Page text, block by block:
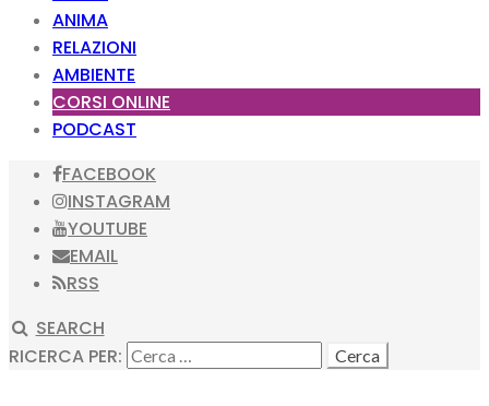
ANIMA
RELAZIONI
AMBIENTE
CORSI ONLINE
PODCAST
FACEBOOK
INSTAGRAM
YOUTUBE
EMAIL
RSS
SEARCH
RICERCA PER: